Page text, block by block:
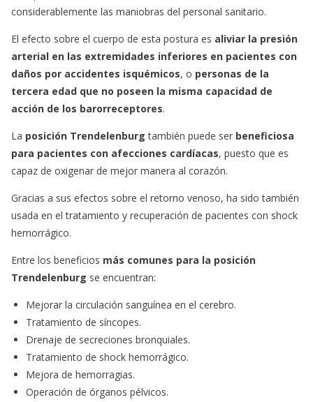
considerablemente las maniobras del personal sanitario.
El efecto sobre el cuerpo de esta postura es aliviar la presión
arterial en las extremidades inferiores en pacientes con
daños por accidentes isquémicos, o personas de la
tercera edad que no poseen la misma capacidad de
acción de los barorreceptores.
La posición Trendelenburg también puede ser beneficiosa
para pacientes con afecciones cardíacas, puesto que es
capaz de oxigenar de mejor manera al corazón.
Gracias a sus efectos sobre el retorno venoso, ha sido también
usada en el tratamiento y recuperación de pacientes con shock
hemorrágico.
Entre los beneficios más comunes para la posición
Trendelenburg se encuentran:
Mejorar la circulación sanguínea en el cerebro.
Tratamiento de síncopes.
Drenaje de secreciones bronquiales.
Tratamiento de shock hemorrágico.
Mejora de hemorragias.
Operación de órganos pélvicos.